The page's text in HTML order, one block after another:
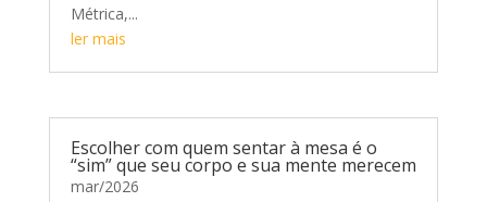
Métrica,...
ler mais
Escolher com quem sentar à mesa é o
“sim” que seu corpo e sua mente merecem
mar/2026